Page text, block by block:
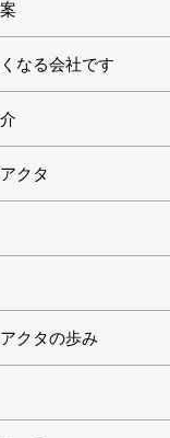
なる会社です
クタ
クタの歩み